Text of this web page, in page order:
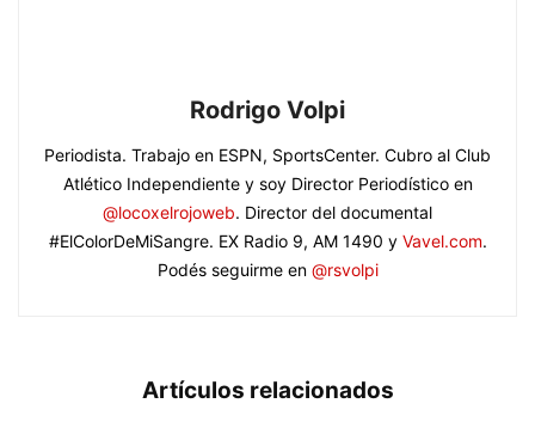
Rodrigo Volpi
Periodista. Trabajo en ESPN, SportsCenter. Cubro al Club
Atlético Independiente y soy Director Periodístico en
@locoxelrojoweb. Director del documental
#ElColorDeMiSangre. EX Radio 9, AM 1490 y Vavel.com.
Podés seguirme en @rsvolpi
Artículos relacionados